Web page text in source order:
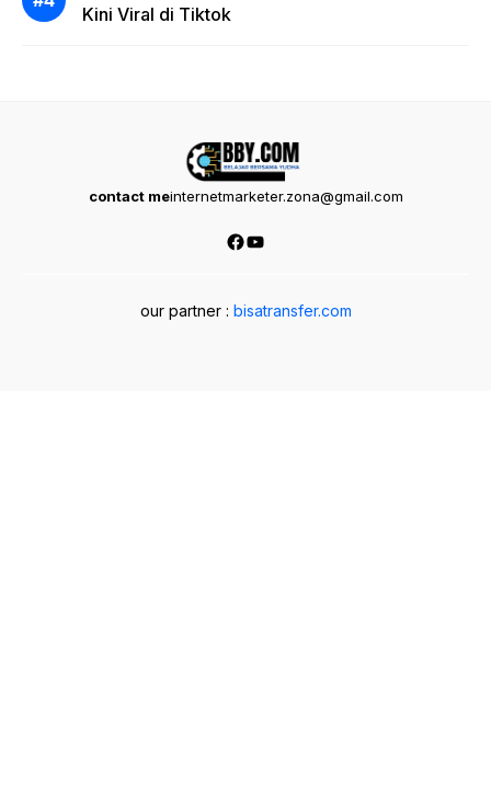
Kini Viral di Tiktok
contact meinternetmarketer.zona@gmail.com
Facebook
YouTube
our partner : bisatransfer.com